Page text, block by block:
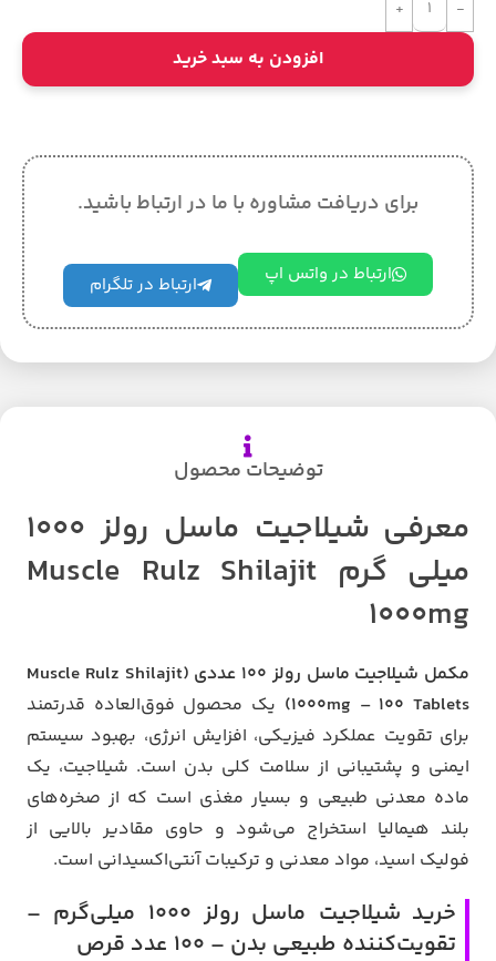
افزودن به سبد خرید
برای دریافت مشاوره با ما در ارتباط باشید.
ارتباط در واتس اپ ارتباط در تلگرام
توضیحات محصول
معرفی شیلاجیت ماسل رولز 1000
میلی گرم Muscle Rulz Shilajit
1000mg
مکمل شیلاجیت ماسل رولز 100 عددی (Muscle Rulz Shilajit
1000mg – 100 Tablets)
یک محصول فوق‌العاده قدرتمند
برای تقویت عملکرد فیزیکی، افزایش انرژی، بهبود سیستم
ایمنی و پشتیبانی از سلامت کلی بدن است. شیلاجیت، یک
ماده معدنی طبیعی و بسیار مغذی است که از صخره‌های
بلند هیمالیا استخراج می‌شود و حاوی مقادیر بالایی از
فولیک اسید، مواد معدنی و ترکیبات آنتی‌اکسیدانی است.
خرید شیلاجیت ماسل رولز 1000 میلی‌گرم –
تقویت‌کننده طبیعی بدن – 100 عدد قرص